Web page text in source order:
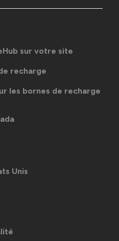
sur votre site
recharge
les bornes de recharge
Unis